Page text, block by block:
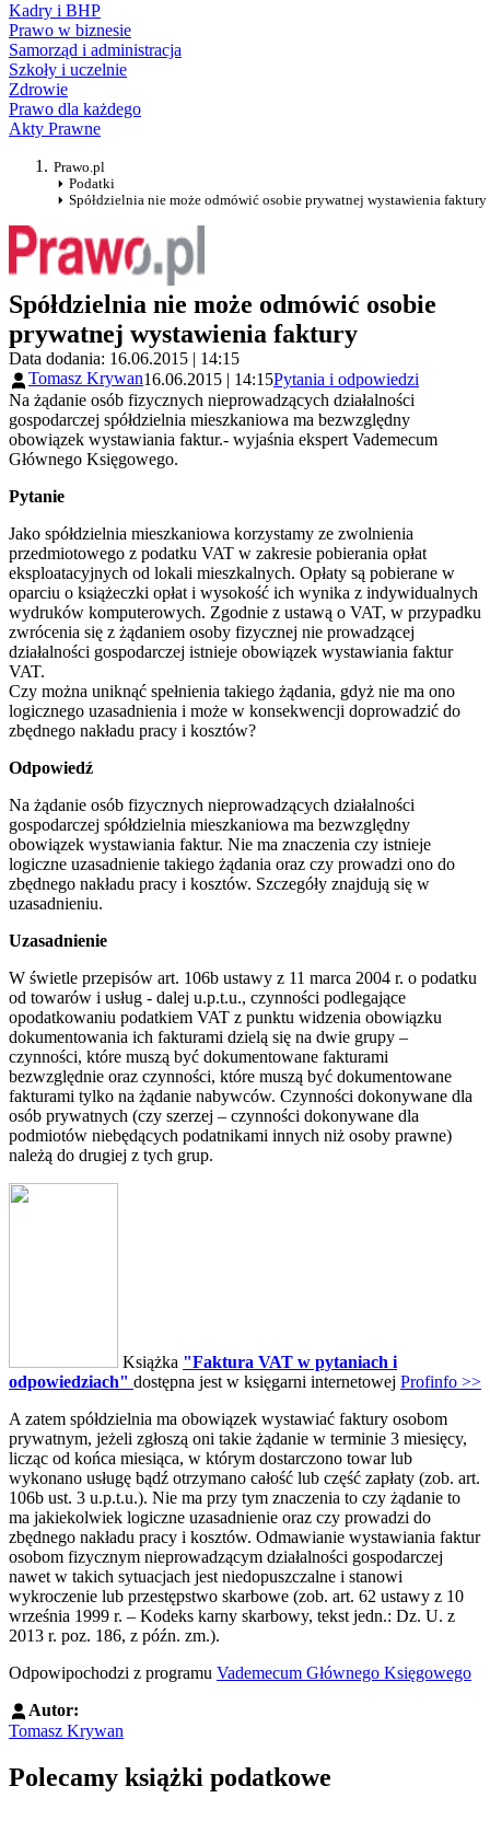
Kadry i BHP
Prawo w biznesie
Samorząd i administracja
Szkoły i uczelnie
Zdrowie
Prawo dla każdego
Akty Prawne
Prawo.pl
Podatki
Spółdzielnia nie może odmówić osobie prywatnej wystawienia faktury
Spółdzielnia nie może odmówić osobie
prywatnej wystawienia faktury
Data dodania: 16.06.2015 | 14:15
Tomasz Krywan16.06.2015 | 14:15Pytania i odpowiedzi
Na żądanie osób fizycznych nieprowadzących działalności
gospodarczej spółdzielnia mieszkaniowa ma bezwzględny
obowiązek wystawiania faktur.- wyjaśnia ekspert Vademecum
Głównego Księgowego.
Pytanie
Jako spółdzielnia mieszkaniowa korzystamy ze zwolnienia
przedmiotowego z podatku VAT w zakresie pobierania opłat
eksploatacyjnych od lokali mieszkalnych. Opłaty są pobierane w
oparciu o książeczki opłat i wysokość ich wynika z indywidualnych
wydruków komputerowych. Zgodnie z ustawą o VAT, w przypadku
zwrócenia się z żądaniem osoby fizycznej nie prowadzącej
działalności gospodarczej istnieje obowiązek wystawiania faktur
VAT.
Czy można uniknąć spełnienia takiego żądania, gdyż nie ma ono
logicznego uzasadnienia i może w konsekwencji doprowadzić do
zbędnego nakładu pracy i kosztów?
Odpowiedź
Na żądanie osób fizycznych nieprowadzących działalności
gospodarczej spółdzielnia mieszkaniowa ma bezwzględny
obowiązek wystawiania faktur. Nie ma znaczenia czy istnieje
logiczne uzasadnienie takiego żądania oraz czy prowadzi ono do
zbędnego nakładu pracy i kosztów. Szczegóły znajdują się w
uzasadnieniu.
Uzasadnienie
W świetle przepisów art. 106b ustawy z 11 marca 2004 r. o podatku
od towarów i usług - dalej u.p.t.u., czynności podlegające
opodatkowaniu podatkiem VAT z punktu widzenia obowiązku
dokumentowania ich fakturami dzielą się na dwie grupy –
czynności, które muszą być dokumentowane fakturami
bezwzględnie oraz czynności, które muszą być dokumentowane
fakturami tylko na żądanie nabywców. Czynności dokonywane dla
osób prywatnych (czy szerzej – czynności dokonywane dla
podmiotów niebędących podatnikami innych niż osoby prawne)
należą do drugiej z tych grup.
Książka "Faktura VAT w pytaniach i
odpowiedziach" dostępna jest w księgarni internetowej Profinfo >>
A zatem spółdzielnia ma obowiązek wystawiać faktury osobom
prywatnym, jeżeli zgłoszą oni takie żądanie w terminie 3 miesięcy,
licząc od końca miesiąca, w którym dostarczono towar lub
wykonano usługę bądź otrzymano całość lub część zapłaty (zob. art.
106b ust. 3 u.p.t.u.). Nie ma przy tym znaczenia to czy żądanie to
ma jakiekolwiek logiczne uzasadnienie oraz czy prowadzi do
zbędnego nakładu pracy i kosztów. Odmawianie wystawiania faktur
osobom fizycznym nieprowadzącym działalności gospodarczej
nawet w takich sytuacjach jest niedopuszczalne i stanowi
wykroczenie lub przestępstwo skarbowe (zob. art. 62 ustawy z 10
września 1999 r. – Kodeks karny skarbowy, tekst jedn.: Dz. U. z
2013 r. poz. 186, z późn. zm.).
Odpowipochodzi z programu Vademecum Głównego Księgowego
Autor:
Tomasz Krywan
Polecamy książki podatkowe